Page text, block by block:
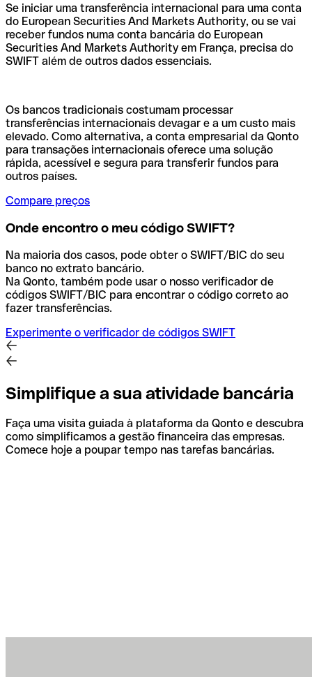
Se iniciar uma transferência internacional para uma conta
do European Securities And Markets Authority, ou se vai
receber fundos numa conta bancária do European
Securities And Markets Authority em França, precisa do
SWIFT além de outros dados essenciais.
Os bancos tradicionais costumam processar
transferências internacionais devagar e a um custo mais
elevado. Como alternativa, a conta empresarial da Qonto
para transações internacionais oferece uma solução
rápida, acessível e segura para transferir fundos para
outros países.
Compare preços
Onde encontro o meu código SWIFT?
Na maioria dos casos, pode obter o SWIFT/BIC do seu
banco no extrato bancário.
Na Qonto, também pode usar o nosso verificador de
códigos SWIFT/BIC para encontrar o código correto ao
fazer transferências.
Experimente o verificador de códigos SWIFT
Simplifique a sua atividade bancária
Faça uma visita guiada à plataforma da Qonto e descubra
como simplificamos a gestão financeira das empresas.
Comece hoje a poupar tempo nas tarefas bancárias.